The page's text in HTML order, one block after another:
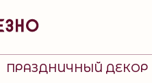
ПРАЗДНИЧНЫЙ ДЕКОР